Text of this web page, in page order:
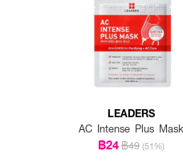
LEADERS
AC Intense Plus Mask
฿24฿49 (51%)